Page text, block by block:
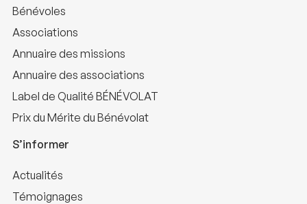
Bénévoles
Associations
Annuaire des missions
Annuaire des associations
Label de Qualité BÉNÉVOLAT
Prix du Mérite du Bénévolat
S’informer
Actualités
Témoignages